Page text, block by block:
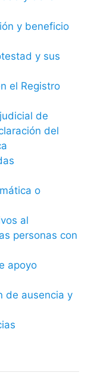
y beneficio
y sus
el Registro
de
del
o
al
personas con
apoyo
de ausencia y